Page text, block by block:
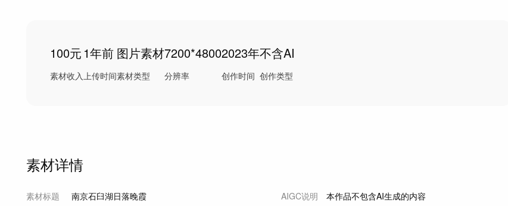
100元
素材收入
1年前
上传时间
图片素材
素材类型
7200*4800
分辨率
2023年
创作时间
不含AI
创作类型
素材详情
素材标题
南京石臼湖日落晚霞
AIGC说明
本作品不包含AI生成的内容